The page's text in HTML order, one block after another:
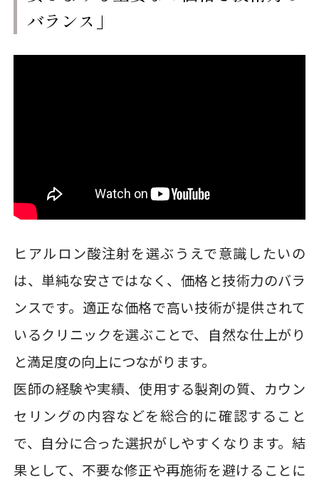
バランス」
ヒアルロン酸注射を選ぶうえで意識したいの
は、単純な安さではなく、価格と技術力のバラ
ンスです。適正な価格で高い技術が提供されて
いるクリニックを選ぶことで、自然な仕上がり
と満足度の向上につながります。
医師の経験や実績、使用する製剤の質、カウン
セリングの内容などを総合的に確認すること
で、自分に合った選択がしやすくなります。結
果として、不要な修正や再施術を避けることに